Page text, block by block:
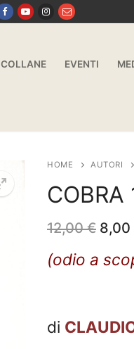
COLLANE EVENTI
HOME AUTORI
COBRA
12,00€ Il
era:
8,00
(odio a
di